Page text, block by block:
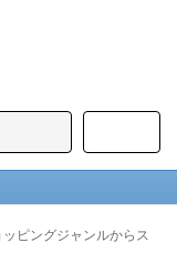
ピングジャンルからス